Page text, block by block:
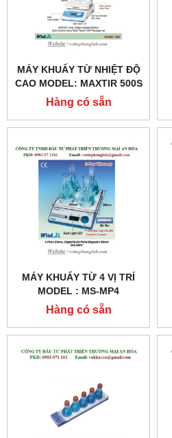
MÁY KHUẤY TỪ NHIỆT ĐỘ
CAO MODEL: MAXTIR 500S
Hàng có sẵn
MÁY KHUẤY TỪ 4 VỊ TRÍ
MODEL : MS-MP4
Hàng có sẵn